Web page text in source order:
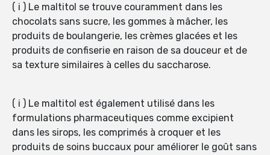
( i ) Le maltitol se trouve couramment dans les
chocolats sans sucre, les gommes à mâcher, les
produits de boulangerie, les crèmes glacées et les
produits de confiserie en raison de sa douceur et de
sa texture similaires à celles du saccharose.
( i ) Le maltitol est également utilisé dans les
formulations pharmaceutiques comme excipient
dans les sirops, les comprimés à croquer et les
produits de soins buccaux pour améliorer le goût sans